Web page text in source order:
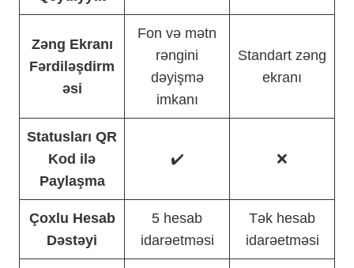
Zəng Ekranı
Fərdiləşdirm
əsi
Fon və mətn
rəngini
dəyişmə
imkanı
Standart zəng
ekranı
Statusları QR
Kod ilə
Paylaşma
✔️ ❌
Çoxlu Hesab
Dəstəyi
5 hesab
idarəetməsi
Tək hesab
idarəetməsi